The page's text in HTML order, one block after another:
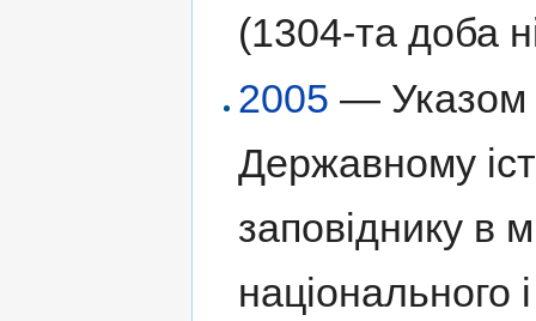
(1304-та доба
2005 — Указом
Державному
заповіднику в